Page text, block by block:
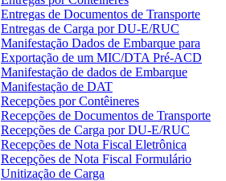
Entregas de Documentos de Transporte
Entregas de Carga por DU-E/RUC
Manifestação Dados de Embarque para
Exportação de um MIC/DTA Pré-ACD
Manifestação de dados de Embarque
Manifestação de DAT
Recepções por Contêineres
Recepções de Documentos de Transporte
Recepções de Carga por DU-E/RUC
Recepções de Nota Fiscal Eletrônica
Recepções de Nota Fiscal Formulário
Unitização de Carga